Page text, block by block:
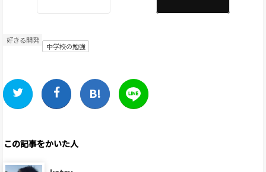
好きる開発
中学校の勉強
この記事をかいた人